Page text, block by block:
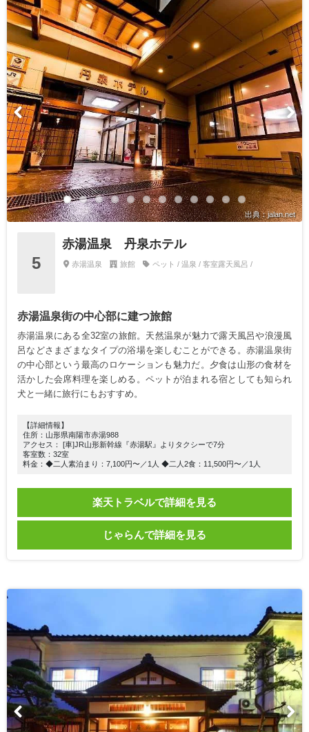
出典：jalan.net
5
赤湯温泉 丹泉ホテル
赤湯温泉 旅館 ペット / 温泉 / 客室露天風呂 /
赤湯温泉街の中心部に建つ旅館
赤湯温泉にある全32室の旅館。天然温泉が魅力で露天風呂や浪漫風
呂などさまざまなタイプの浴場を楽しむことができる。赤湯温泉街
の中心部という最高のロケーションも魅力だ。夕食は山形の食材を
活かした会席料理を楽しめる。ペットが泊まれる宿としても知られ
犬と一緒に旅行にもおすすめ。
【詳細情報】
住所：山形県南陽市赤湯988
アクセス： [車]JR山形新幹線『赤湯駅』よりタクシーで7分
客室数：32室
料金：◆二人素泊まり：7,100円〜／1人 ◆二人2食：11,500円〜／1人
楽天トラベルで詳細を見る
じゃらんで詳細を見る